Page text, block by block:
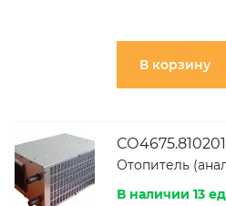
В корзину
Отопитель
В наличии 13 ед